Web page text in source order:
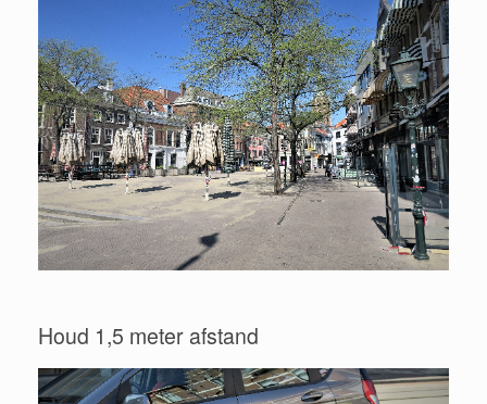
Houd 1,5 meter afstand